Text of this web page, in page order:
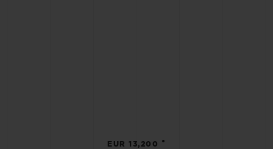
EUR 13,200 •